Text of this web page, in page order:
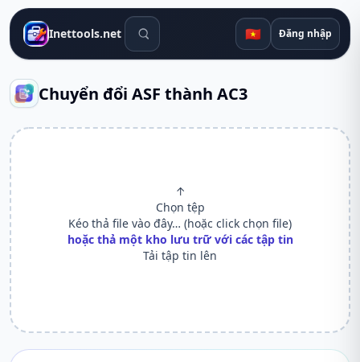
Inettools.net Công cụ tìm kiếm 🇻🇳 Đăng nhập
Chuyển đổi ASF thành AC3
↑
Chọn tệp
Kéo thả file vào đây… (hoặc click chọn file)
hoặc thả một kho lưu trữ với các tập tin
Tải tập tin lên